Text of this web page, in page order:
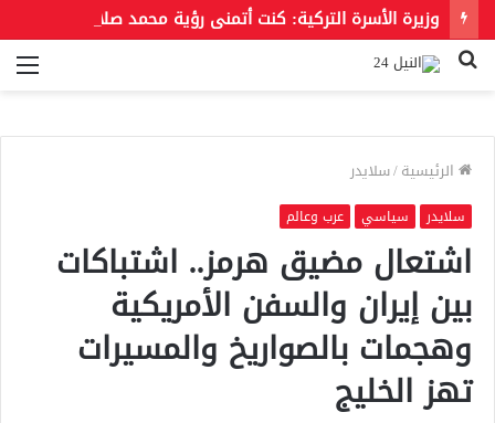
بحث
الرئيسية/سلايدر
سلايدر سياسي عرب وعالم
اشتعال مضيق هرمز.. اشتباكات
بين إيران والسفن الأمريكية
وهجمات بالصواريخ والمسيرات
تهز الخليج